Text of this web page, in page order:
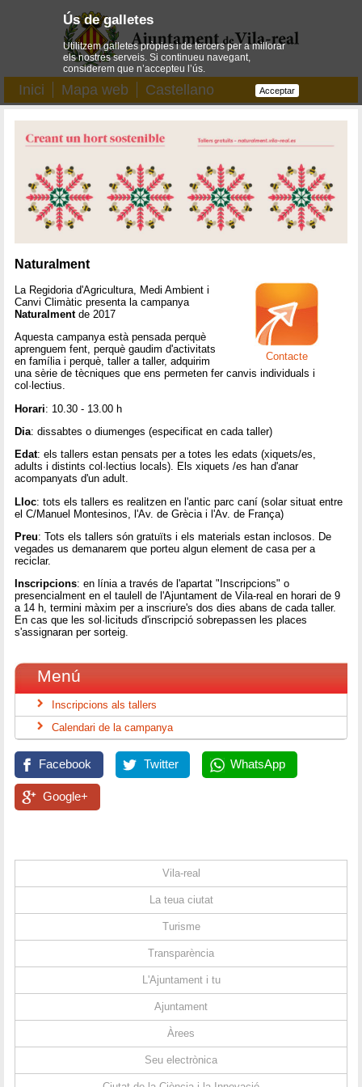
Inici Mapa web Castellano
Contacte
Naturalment
La Regidoria d'Agricultura, Medi Ambient i
Canvi Climàtic presenta la campanya
Naturalmentde 2017
Aquesta campanya està pensada perquè
aprenguem fent, perquè gaudim d'activitats
en família i perquè, taller a taller, adquirim
una sèrie de tècniques que ens permeten fer canvis individuals i
col·lectius.
Horari: 10.30 - 13.00 h
Dia: dissabtes o diumenges (especificat en cada taller)
Edat: els tallers estan pensats per a totes les edats (xiquets/es,
adults i distints col·lectius locals). Els xiquets /es han d'anar
acompanyats d'un adult.
Lloc: tots els tallers es realitzen en l'antic parc caní (solar situat entre
el C/Manuel Montesinos, l'Av. de Grècia i l'Av. de França)
Preu: Tots els tallers són gratuïts i els materials estan inclosos. De
vegades us demanarem que porteu algun element de casa per a
reciclar.
Inscripcions: en línia a través de l'apartat "Inscripcions" o
presencialment en el taulell de l'Ajuntament de Vila-real en horari de 9
a 14 h, termini màxim per a inscriure's dos dies abans de cada taller.
En cas que les sol·licituds d'inscripció sobrepassen les places
s'assignaran per sorteig.
Menú
Inscripcions als tallers
Calendari de la campanya
Facebook Twitter WhatsApp
Google+
Vila-real
La teua ciutat
Turisme
Transparència
L'Ajuntament i tu
Ajuntament
Àrees
Seu electrònica
Ús de galletes
Utilitzem galletes pròpies i de tercers per a millorar
els nostres serveis. Si continueu navegant,
considerem que n’accepteu l’ús.
Acceptar